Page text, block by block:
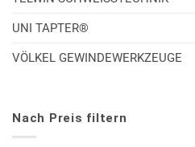
UNI TAPTER®
VÖLKEL GEWINDEWERKZEUGE
Nach Preis filtern